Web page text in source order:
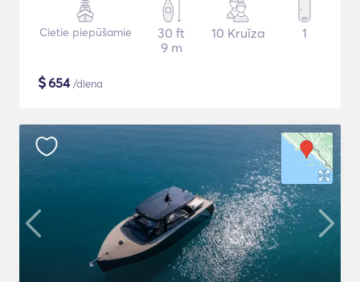
Cietie piepūšamie
30 ft
9 m
10 Kruīza 1
$654/diena